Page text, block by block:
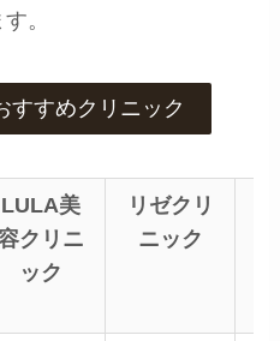
。
すすめクリニック
LULA美
クリニ
ック
リゼクリ
ニック